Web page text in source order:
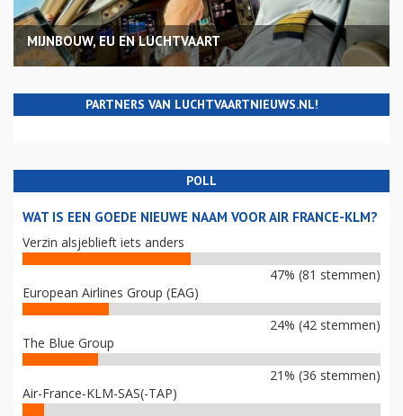
MIJNBOUW, EU EN LUCHTVAART
PARTNERS VAN LUCHTVAARTNIEUWS.NL!
POLL
WAT IS EEN GOEDE NIEUWE NAAM VOOR AIR FRANCE-KLM?
Verzin alsjeblieft iets anders
47% (81 stemmen)
European Airlines Group (EAG)
24% (42 stemmen)
The Blue Group
21% (36 stemmen)
Air-France-KLM-SAS(-TAP)